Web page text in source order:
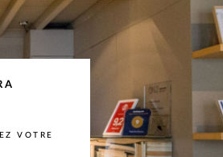
VOTRE